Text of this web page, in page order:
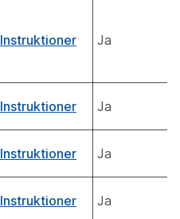
Instruktioner Ja
Instruktioner Ja
Instruktioner Ja
Instruktioner Ja